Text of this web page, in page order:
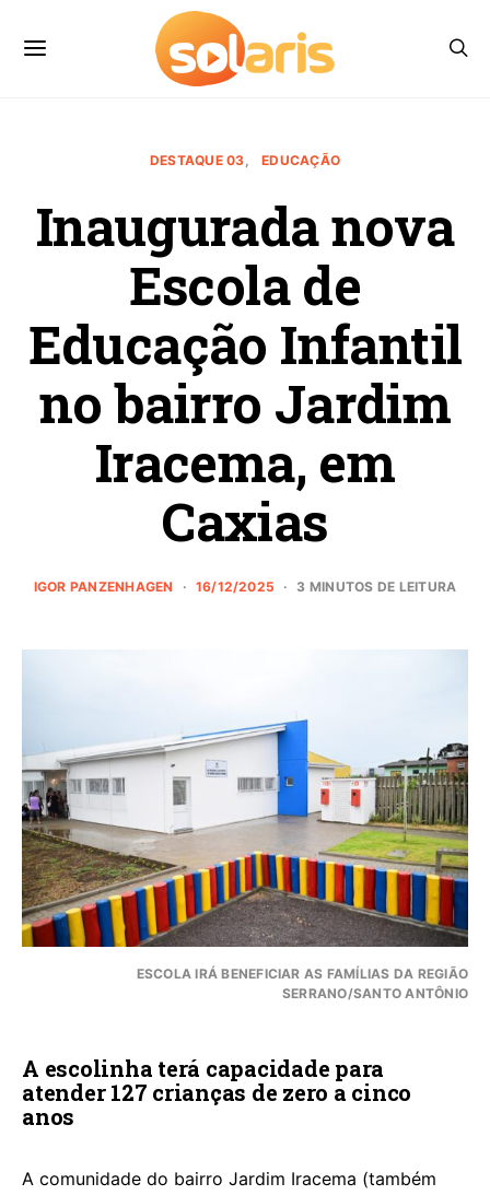
DESTAQUE 03 EDUCAÇÃO
Inaugurada nova
Escola de
Educação Infantil
no bairro Jardim
Iracema, em
Caxias
IGOR PANZENHAGEN 16/12/2025 3 MINUTOS DE LEITURA
ESCOLA IRÁ BENEFICIAR AS FAMÍLIAS DA REGIÃO
SERRANO/SANTO ANTÔNIO
A escolinha terá capacidade para
atender 127 crianças de zero a cinco
anos
A comunidade do bairro Jardim Iracema (também